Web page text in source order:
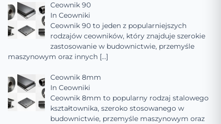
Ceownik 90
In Ceowniki
Ceownik 90 to jeden z popularniejszych
rodzajów ceowników, który znajduje szerokie
zastosowanie w budownictwie, przemyśle
maszynowym oraz innych […]
Ceownik 8mm
In Ceowniki
Ceownik 8mm to popularny rodzaj stalowego
kształtownika, szeroko stosowanego w
budownictwie, przemyśle maszynowym oraz